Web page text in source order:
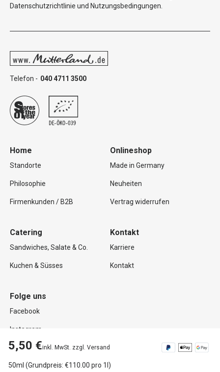
5,50 €inkl. MwSt. zzgl. Versand
50ml (Grundpreis: €110.00 pro 1l)
Datenschutzrichtlinie und Nutzungsbedingungen
Telefon - 040 4711 3500
Home
Standorte
Philosophie
Firmenkunden / B2B
Onlineshop
Made in Germany
Neuheiten
Vertrag widerrufen
Catering
Sandwiches, Salate & Co.
Kuchen & Süsses
Kontakt
Karriere
Kontakt
Folge uns
Facebook
Instagram
Copyright © 2026 Mutterland GmbH. Alle Rechte vorbehalten.